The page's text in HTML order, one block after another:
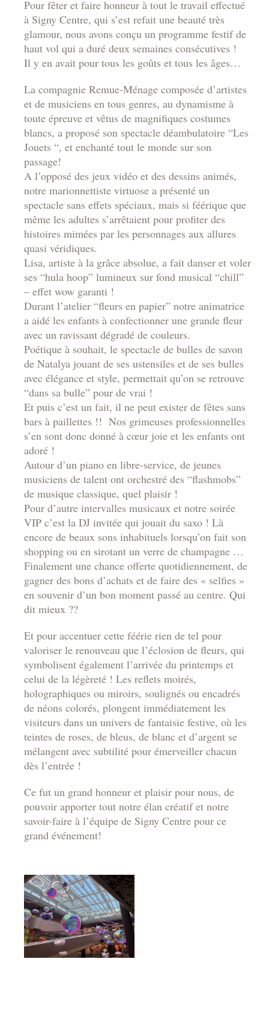
Pour fêter et faire honneur à tout le travail effectué
à Signy Centre, qui s’est refait une beauté très
glamour, nous avons conçu un programme festif de
haut vol qui a duré deux semaines consécutives !
Il y en avait pour tous les goûts et tous les âges…
La compagnie Remue-Ménage composée d’artistes
et de musiciens en tous genres, au dynamisme à
toute épreuve et vêtus de magnifiques costumes
blancs, a proposé son spectacle déambulatoire “Les
Jouets “, et enchanté tout le monde sur son
passage!
A l’opposé des jeux vidéo et des dessins animés,
notre marionnettiste virtuose a présenté un
spectacle sans effets spéciaux, mais si féérique que
même les adultes s’arrêtaient pour profiter des
histoires mimées par les personnages aux allures
quasi véridiques.
Lisa, artiste à la grâce absolue, a fait danser et voler
ses “hula hoop” lumineux sur fond musical “chill”
– effet wow garanti !
Durant l’atelier “fleurs en papier” notre animatrice
a aidé les enfants à confectionner une grande fleur
avec un ravissant dégradé de couleurs.
Poétique à souhait, le spectacle de bulles de savon
de Natalya jouant de ses ustensiles et de ses bulles
avec élégance et style, permettait qu’on se retrouve
“dans sa bulle” pour de vrai !
Et puis c’est un fait, il ne peut exister de fêtes sans
bars à paillettes !! Nos grimeuses professionnelles
s’en sont donc donné à cœur joie et les enfants ont
adoré !
Autour d’un piano en libre-service, de jeunes
musiciens de talent ont orchestré des “flashmobs”
de musique classique, quel plaisir !
Pour d’autre intervalles musicaux et notre soirée
VIP c’est la DJ invitée qui jouait du saxo ! Là
encore de beaux sons inhabituels lorsqu’on fait son
shopping ou en sirotant un verre de champagne …
Finalement une chance offerte quotidiennement, de
gagner des bons d’achats et de faire des « selfies »
en souvenir d’un bon moment passé au centre. Qui
dit mieux ??
Et pour accentuer cette féérie rien de tel pour
valoriser le renouveau que l’éclosion de fleurs, qui
symbolisent également l’arrivée du printemps et
celui de la légèreté ! Les reflets moirés,
holographiques ou miroirs, soulignés ou encadrés
de néons colorés, plongent immédiatement les
visiteurs dans un univers de fantaisie festive, où les
teintes de roses, de bleus, de blanc et d’argent se
mélangent avec subtilité pour émerveiller chacun
dès l’entrée !
Ce fut un grand honneur et plaisir pour nous, de
pouvoir apporter tout notre élan créatif et notre
savoir-faire à l’équipe de Signy Centre pour ce
grand événement!